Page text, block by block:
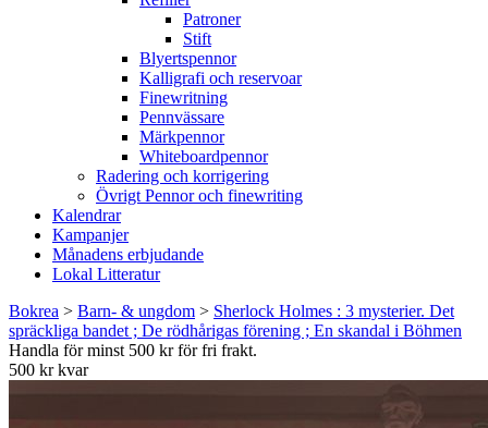
Patroner
Stift
Blyertspennor
Kalligrafi och reservoar
Finewritning
Pennvässare
Märkpennor
Whiteboardpennor
Radering och korrigering
Övrigt Pennor och finewriting
Kalendrar
Kampanjer
Månadens erbjudande
Lokal Litteratur
Bokrea > Barn- & ungdom > Sherlock Holmes : 3 mysterier. Det
spräckliga bandet ; De rödhårigas förening ; En skandal i Böhmen
Handla för minst 500 kr för fri frakt.
500 kr kvar